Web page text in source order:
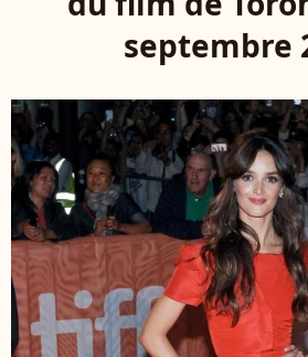
septembre